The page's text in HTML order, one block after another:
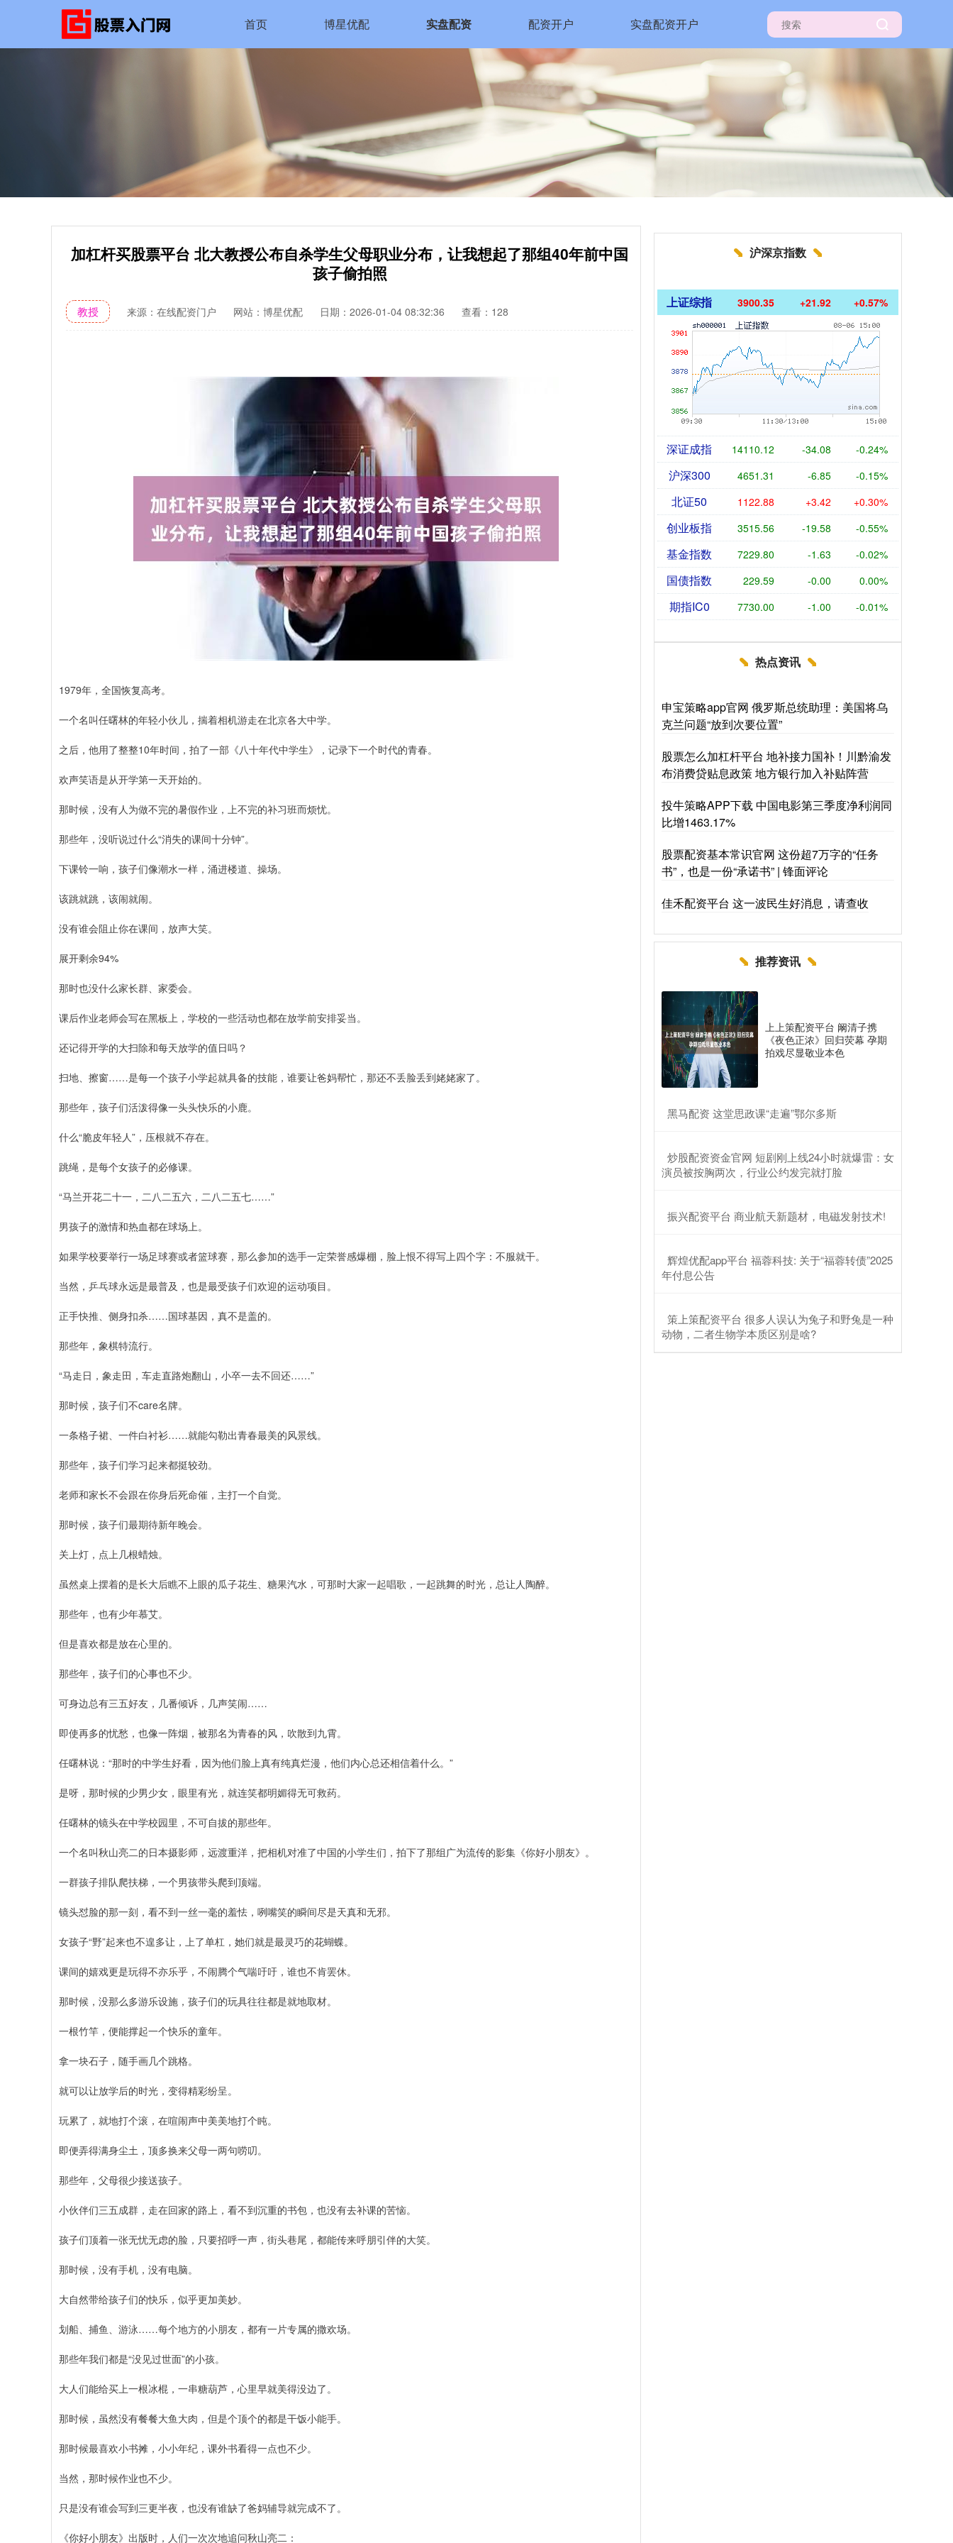
首页 博星优配 实盘配资 配资开户 实盘配资开户
加杠杆买股票平台 北大教授公布自杀学生父母职业分布，让我想起了那组40年前中国
孩子偷拍照
教授 来源：在线配资门户 网站：博星优配 日期：2026-01-04 08:32:36 查看：128
1979年，全国恢复高考。
一个名叫任曙林的年轻小伙儿，揣着相机游走在北京各大中学。
之后，他用了整整10年时间，拍了一部《八十年代中学生》，记录下一个时代的青春。
欢声笑语是从开学第一天开始的。
那时候，没有人为做不完的暑假作业，上不完的补习班而烦忧。
那些年，没听说过什么“消失的课间十分钟”。
下课铃一响，孩子们像潮水一样，涌进楼道、操场。
该跳就跳，该闹就闹。
没有谁会阻止你在课间，放声大笑。
展开剩余94%
那时也没什么家长群、家委会。
课后作业老师会写在黑板上，学校的一些活动也都在放学前安排妥当。
还记得开学的大扫除和每天放学的值日吗？
扫地、擦窗……是每一个孩子小学起就具备的技能，谁要让爸妈帮忙，那还不丢脸丢到姥姥家了。
那些年，孩子们活泼得像一头头快乐的小鹿。
什么“脆皮年轻人”，压根就不存在。
跳绳，是每个女孩子的必修课。
“马兰开花二十一，二八二五六，二八二五七……”
男孩子的激情和热血都在球场上。
如果学校要举行一场足球赛或者篮球赛，那么参加的选手一定荣誉感爆棚，脸上恨不得写上四个字：不服就干。
当然，乒乓球永远是最普及，也是最受孩子们欢迎的运动项目。
正手快推、侧身扣杀……国球基因，真不是盖的。
那些年，象棋特流行。
“马走日，象走田，车走直路炮翻山，小卒一去不回还……”
那时候，孩子们不care名牌。
一条格子裙、一件白衬衫……就能勾勒出青春最美的风景线。
那些年，孩子们学习起来都挺较劲。
老师和家长不会跟在你身后死命催，主打一个自觉。
那时候，孩子们最期待新年晚会。
关上灯，点上几根蜡烛。
虽然桌上摆着的是长大后瞧不上眼的瓜子花生、糖果汽水，可那时大家一起唱歌，一起跳舞的时光，总让人陶醉。
那些年，也有少年慕艾。
但是喜欢都是放在心里的。
那些年，孩子们的心事也不少。
可身边总有三五好友，几番倾诉，几声笑闹……
即使再多的忧愁，也像一阵烟，被那名为青春的风，吹散到九霄。
任曙林说：“那时的中学生好看，因为他们脸上真有纯真烂漫，他们内心总还相信着什么。”
是呀，那时候的少男少女，眼里有光，就连笑都明媚得无可救药。
任曙林的镜头在中学校园里，不可自拔的那些年。
一个名叫秋山亮二的日本摄影师，远渡重洋，把相机对准了中国的小学生们，拍下了那组广为流传的影集《你好小朋友》。
一群孩子排队爬扶梯，一个男孩带头爬到顶端。
镜头怼脸的那一刻，看不到一丝一毫的羞怯，咧嘴笑的瞬间尽是天真和无邪。
女孩子“野”起来也不遑多让，上了单杠，她们就是最灵巧的花蝴蝶。
课间的嬉戏更是玩得不亦乐乎，不闹腾个气喘吁吁，谁也不肯罢休。
那时候，没那么多游乐设施，孩子们的玩具往往都是就地取材。
一根竹竿，便能撑起一个快乐的童年。
拿一块石子，随手画几个跳格。
就可以让放学后的时光，变得精彩纷呈。
玩累了，就地打个滚，在喧闹声中美美地打个盹。
即便弄得满身尘土，顶多换来父母一两句唠叨。
那些年，父母很少接送孩子。
小伙伴们三五成群，走在回家的路上，看不到沉重的书包，也没有去补课的苦恼。
孩子们顶着一张无忧无虑的脸，只要招呼一声，街头巷尾，都能传来呼朋引伴的大笑。
那时候，没有手机，没有电脑。
大自然带给孩子们的快乐，似乎更加美妙。
划船、捕鱼、游泳……每个地方的小朋友，都有一片专属的撒欢场。
那些年我们都是“没见过世面”的小孩。
大人们能给买上一根冰棍，一串糖葫芦，心里早就美得没边了。
那时候，虽然没有餐餐大鱼大肉，但是个顶个的都是干饭小能手。
那时候最喜欢小书摊，小小年纪，课外书看得一点也不少。
当然，那时候作业也不少。
只是没有谁会写到三更半夜，也没有谁缺了爸妈辅导就完成不了。
《你好小朋友》出版时，人们一次次地追问秋山亮二：
沪深京指数
上证综指 3900.35 +21.92 +0.57%
深证成指 14110.12 -34.08 -0.24%
沪深300 4651.31 -6.85 -0.15%
北证50 1122.88 +3.42 +0.30%
创业板指 3515.56 -19.58 -0.55%
基金指数 7229.80 -1.63 -0.02%
国债指数 229.59 -0.00 0.00%
期指IC0 7730.00 -1.00 -0.01%
热点资讯
申宝策略app官网 俄罗斯总统助理：美国将乌
克兰问题“放到次要位置”
股票怎么加杠杆平台 地补接力国补！川黔渝发
布消费贷贴息政策 地方银行加入补贴阵营
投牛策略APP下载 中国电影第三季度净利润同
比增1463.17%
股票配资基本常识官网 这份超7万字的“任务
书”，也是一份“承诺书” | 锋面评论
佳禾配资平台 这一波民生好消息，请查收
推荐资讯
上上策配资平台 阚清子携
《夜色正浓》回归荧幕 孕期
拍戏尽显敬业本色
​黑马配资 这堂思政课“走遍”鄂尔多斯
​炒股配资资金官网 短剧刚上线24小时就爆雷：女
演员被按胸两次，行业公约发完就打脸
​振兴配资平台 商业航天新题材，电磁发射技术!
​辉煌优配app平台 福蓉科技: 关于“福蓉转债”2025
年付息公告
​策上策配资平台 很多人误认为兔子和野兔是一种
动物，二者生物学本质区别是啥?